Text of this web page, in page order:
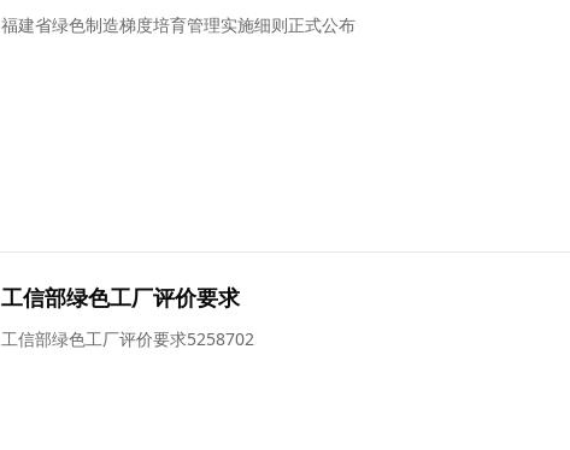
福建省绿色制造梯度培育管理实施细则正式公布
工信部绿色工厂评价要求
工信部绿色工厂评价要求5258702